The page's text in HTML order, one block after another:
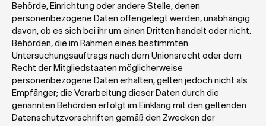
Behörde, Einrichtung oder andere Stelle, denen
personenbezogene Daten offengelegt werden, unabhängig
davon, ob es sich bei ihr um einen Dritten handelt oder nicht.
Behörden, die im Rahmen eines bestimmten
Untersuchungsauftrags nach dem Unionsrecht oder dem
Recht der Mitgliedstaaten möglicherweise
personenbezogene Daten erhalten, gelten jedoch nicht als
Empfänger; die Verarbeitung dieser Daten durch die
genannten Behörden erfolgt im Einklang mit den geltenden
Datenschutzvorschriften gemäß den Zwecken der